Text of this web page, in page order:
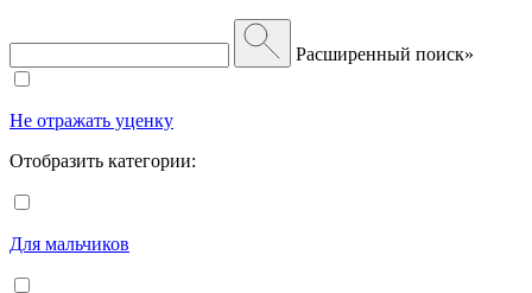
Расширенный поиск»
Не отражать уценку
Отобразить категории:
Для мальчиков